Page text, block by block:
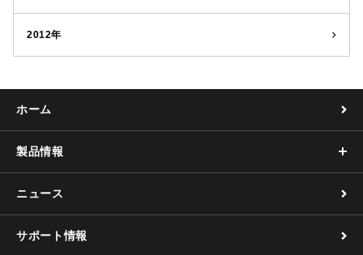
2012年
ホーム
製品情報
ニュース
サポート情報